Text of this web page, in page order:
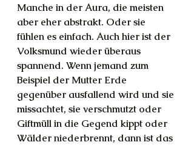
Manche in der Aura, die meisten
aber eher abstrakt. Oder sie
fühlen es einfach. Auch hier ist der
Volksmund wieder überaus
spannend. Wenn jemand zum
Beispiel der Mutter Erde
gegenüber ausfallend wird und sie
missachtet, sie verschmutzt oder
Giftmüll in die Gegend kippt oder
Wälder niederbrennt, dann ist das